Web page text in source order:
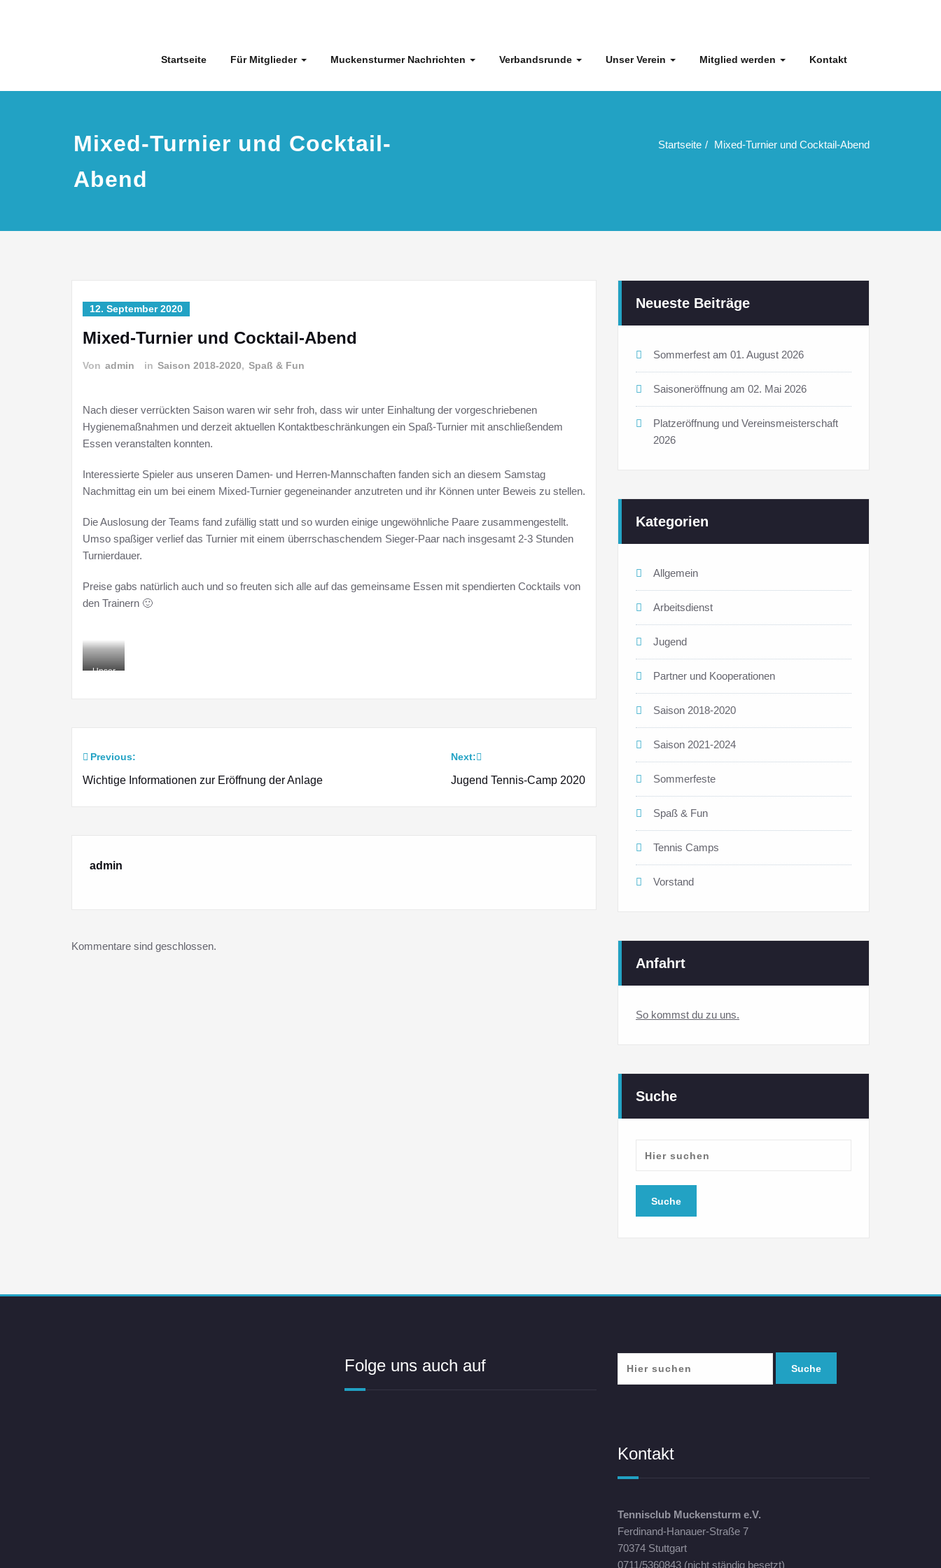
Startseite Für Mitglieder Muckensturmer Nachrichten Verbandsrunde Unser Verein Mitglied werden Kontakt
Mixed-Turnier und Cocktail-
Abend
Startseite Mixed-Turnier und Cocktail-Abend
12. September 2020
Mixed-Turnier und Cocktail-Abend
Von admin in Saison 2018-2020, Spaß & Fun
Nach dieser verrückten Saison waren wir sehr froh, dass wir unter Einhaltung der vorgeschriebenen
Hygienemaßnahmen und derzeit aktuellen Kontaktbeschränkungen ein Spaß-Turnier mit anschließendem
Essen veranstalten konnten.
Interessierte Spieler aus unseren Damen- und Herren-Mannschaften fanden sich an diesem Samstag
Nachmittag ein um bei einem Mixed-Turnier gegeneinander anzutreten und ihr Können unter Beweis zu stellen.
Die Auslosung der Teams fand zufällig statt und so wurden einige ungewöhnliche Paare zusammengestellt.
Umso spaßiger verlief das Turnier mit einem überrschaschendem Sieger-Paar nach insgesamt 2-3 Stunden
Turnierdauer.
Preise gabs natürlich auch und so freuten sich alle auf das gemeinsame Essen mit spendierten Cocktails von
den Trainern 🙂
Unser
Beitragsnavigation
Previous:
Wichtige Informationen zur Eröffnung der Anlage
Next:
Jugend Tennis-Camp 2020
admin
Kommentare sind geschlossen.
Neueste Beiträge
Sommerfest am 01. August 2026
Saisoneröffnung am 02. Mai 2026
Platzeröffnung und Vereinsmeisterschaft
2026
Kategorien
Allgemein
Arbeitsdienst
Jugend
Partner und Kooperationen
Saison 2018-2020
Saison 2021-2024
Sommerfeste
Spaß & Fun
Tennis Camps
Vorstand
Anfahrt
So kommst du zu uns.
Suche
Folge uns auch auf
Kontakt
Tennisclub Muckensturm e.V.
Ferdinand-Hanauer-Straße 7
70374 Stuttgart
0711/5360843 (nicht ständig besetzt)